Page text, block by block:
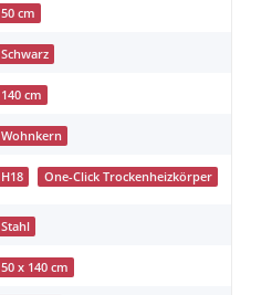
50 cm
Schwarz
140 cm
Wohnkern
H18 One-Click Trockenheizkörper
Stahl
50 x 140 cm